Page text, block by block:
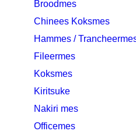
Broodmes
Chinees Koksmes
Hammes /
Fileermes
Koksmes
Kiritsuke
Nakiri mes
Officemes